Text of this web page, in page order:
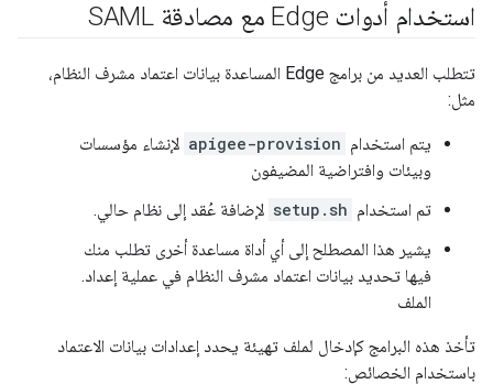
استخدام أدوات Edge مع مصادقة SAML
تتطلب العديد من برامج Edge المساعدة بيانات اعتماد مشرف النظام،
مثل:
يتم استخدام apigee-provision لإنشاء مؤسسات
وبيئات وافتراضية المضيفون
تم استخدام setup.sh لإضافة عُقد إلى نظام حالي.
يشير هذا المصطلح إلى أي أداة مساعدة أخرى تطلب منك
فيها تحديد بيانات اعتماد مشرف النظام في عملية إعداد.
الملف
تأخذ هذه البرامج كإدخال لملف تهيئة يحدد إعدادات بيانات الاعتماد
باستخدام الخصائص: